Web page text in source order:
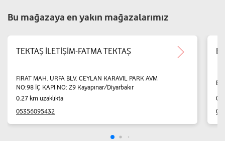
Bu mağazaya en yakın mağazalarımız
TEKTAŞ İLETİŞİM-FATMA TEKTAŞ
FIRAT MAH. URFA BLV. CEYLAN KARAVIL PARK AVM
NO:98 İÇ KAPI NO: Z9 Kayapınar/Diyarbakır
0.27 km uzaklıkta
05356095432